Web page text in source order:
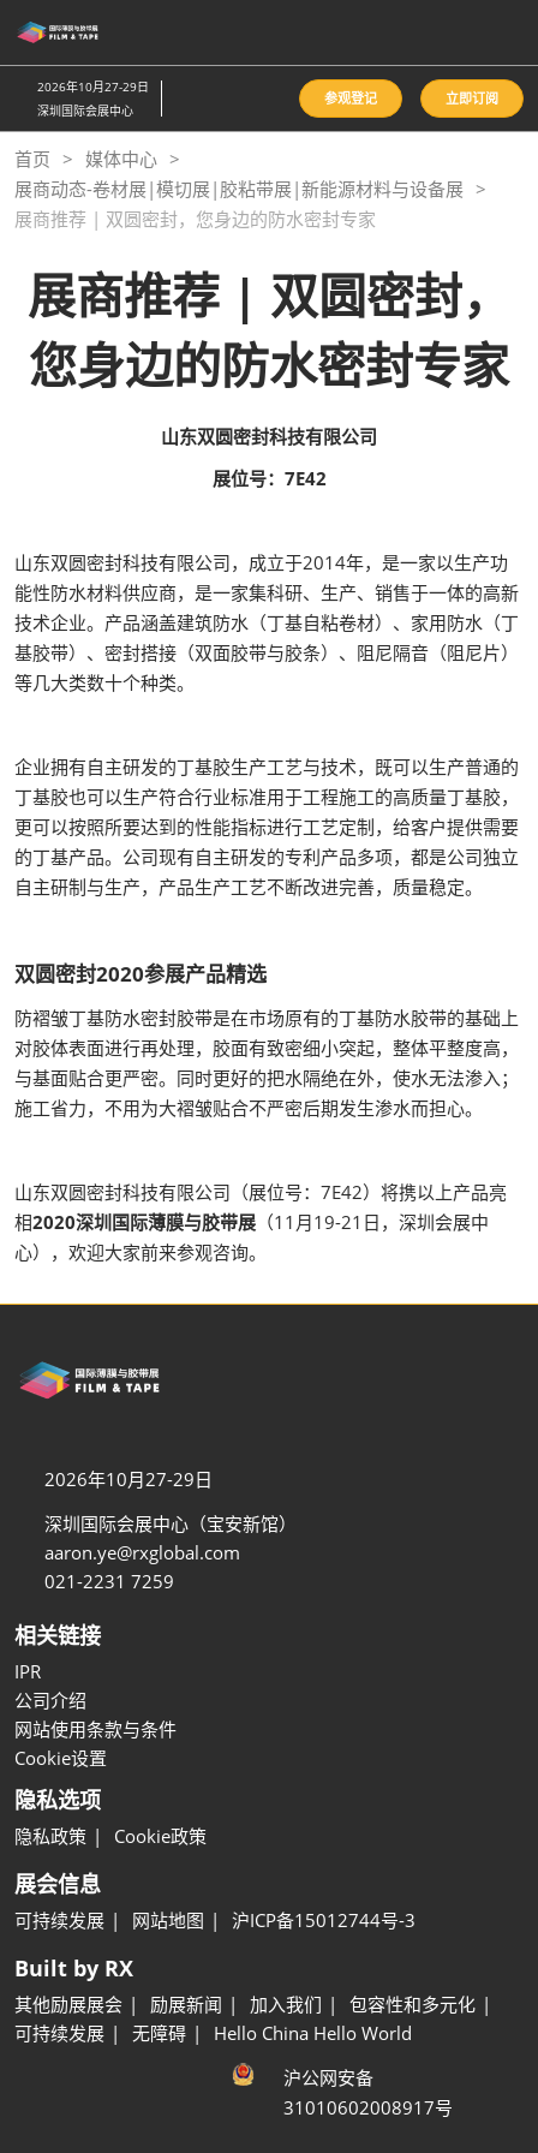
接
跳
至
内
容
2026年10月27-29日
深圳国际会展中心
参观登记 立即订阅
首页
媒体中心
展商动态-卷材展|模切展|胶粘带展|新能源材料与设备展
展商推荐 | 双圆密封，您身边的防水密封专家
展商推荐 | 双圆密封，
您身边的防水密封专家
山东双圆密封科技有限公司
展位号：7E42
山东双圆密封科技有限公司，成立于2014年，是一家以生产功
能性防水材料供应商，是一家集科研、生产、销售于一体的高新
技术企业。产品涵盖建筑防水（丁基自粘卷材）、家用防水（丁
基胶带）、密封搭接（双面胶带与胶条）、阻尼隔音（阻尼片）
等几大类数十个种类。
企业拥有自主研发的丁基胶生产工艺与技术，既可以生产普通的
丁基胶也可以生产符合行业标准用于工程施工的高质量丁基胶，
更可以按照所要达到的性能指标进行工艺定制，给客户提供需要
的丁基产品。公司现有自主研发的专利产品多项，都是公司独立
自主研制与生产，产品生产工艺不断改进完善，质量稳定。
双圆密封2020参展产品精选
防褶皱丁基防水密封胶带是在市场原有的丁基防水胶带的基础上
对胶体表面进行再处理，胶面有致密细小突起，整体平整度高，
与基面贴合更严密。同时更好的把水隔绝在外，使水无法渗入；
施工省力，不用为大褶皱贴合不严密后期发生渗水而担心。
山东双圆密封科技有限公司（展位号：7E42）将携以上产品亮
相2020深圳国际薄膜与胶带展 （11月19-21日，深圳会展中
心），欢迎大家前来参观咨询。
2026年10月27-29日
深圳国际会展中心（宝安新馆）
aaron.ye@rxglobal.com
021-2231 7259
相关链接
IPR
公司介绍
网站使用条款与条件
Cookie设置
隐私选项
隐私政策 Cookie政策
展会信息
可持续发展 网站地图 沪ICP备15012744号-3
Built by RX
其他励展展会 励展新闻 加入我们
包容性和多元化
可持续发展
无障碍
Hello China Hello World
沪公网安备
31010602008917号